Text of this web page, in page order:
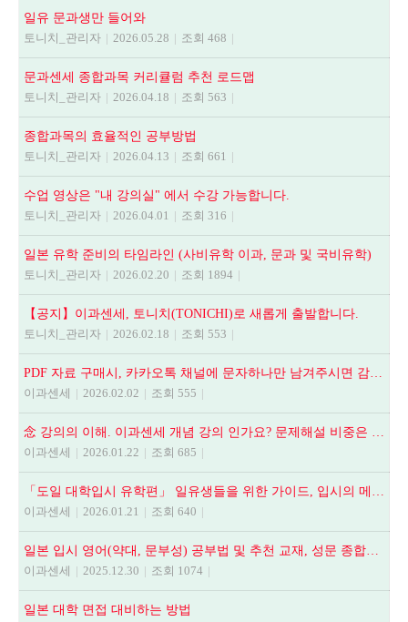
일유 문과생만 들어와
토니치_관리자 | 2026.05.28 | 조회 468 |
문과센세 종합과목 커리큘럼 추천 로드맵
토니치_관리자 | 2026.04.18 | 조회 563 |
종합과목의 효율적인 공부방법
토니치_관리자 | 2026.04.13 | 조회 661 |
수업 영상은 "내 강의실" 에서 수강 가능합니다.
토니치_관리자 | 2026.04.01 | 조회 316 |
일본 유학 준비의 타임라인 (사비유학 이과, 문과 및 국비유학)
토니치_관리자 | 2026.02.20 | 조회 1894 |
【공지】이과센세, 토니치(TONICHI)로 새롭게 출발합니다.
토니치_관리자 | 2026.02.18 | 조회 553 |
PDF 자료 구매시, 카카오톡 채널에 문자하나만 남겨주시면 감사하겠습니다.
이과센세
| 2026.02.02 | 조회 555 |
念 강의의 이해. 이과센세 개념 강의 인가요? 문제해설 비중은 어떻게 되나요? 등
이과센세
| 2026.01.22 | 조회 685 |
「도일 대학입시 유학편」 일유생들을 위한 가이드, 입시의 메뉴얼
이과센세
| 2026.01.21 | 조회 640 |
일본 입시 영어(약대, 문부성) 공부법 및 추천 교재, 성문 종합영어, NEXT STAGE, 全解說頻出英文法.語法問題1000
이과센세
| 2025.12.30 | 조회 1074 |
일본 대학 면접 대비하는 방법